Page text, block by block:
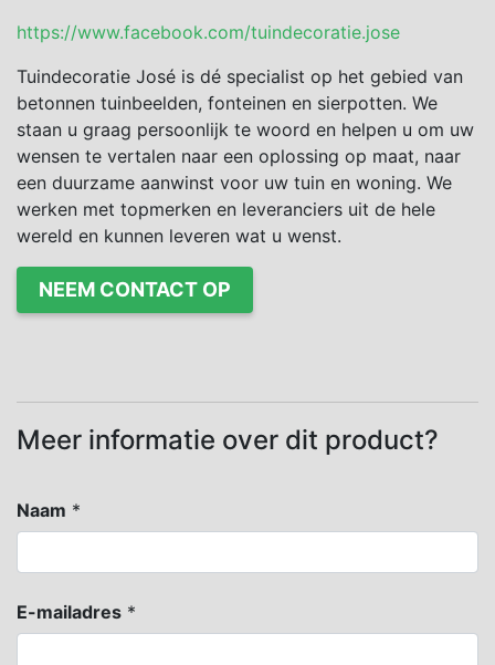
https://www.facebook.com/tuindecoratie.jose
Tuindecoratie José is dé specialist op het gebied van
betonnen tuinbeelden, fonteinen en sierpotten. We
staan u graag persoonlijk te woord en helpen u om uw
wensen te vertalen naar een oplossing op maat, naar
een duurzame aanwinst voor uw tuin en woning. We
werken met topmerken en leveranciers uit de hele
wereld en kunnen leveren wat u wenst.
NEEM CONTACT OP
Meer informatie over dit product?
Naam *
E-mailadres *